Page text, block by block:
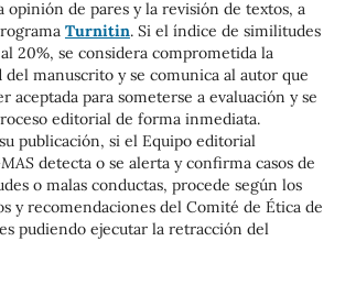
opinión de pares y la revisión de textos, a
Turnitin. Si el índice de similitudes
20%, se considera comprometida la
manuscrito y se comunica al autor que
aceptada para someterse a evaluación y se
editorial de forma inmediata.
publicación, si el Equipo editorial
detecta o se alerta y confirma casos de
o malas conductas, procede según los
y recomendaciones del Comité de Ética de
pudiendo ejecutar la retracción del